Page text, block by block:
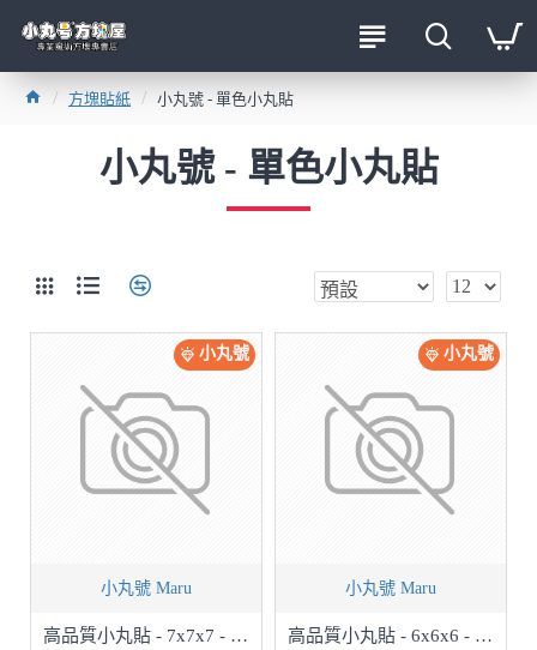
方塊貼紙 小丸號 - 單色小丸貼
小丸號 - 單色小丸貼
小丸號
小丸號 Maru
高品質小丸貼 - 7x7x7 - 單色購買
小丸號
小丸號 Maru
高品質小丸貼 - 6x6x6 - 單色購買